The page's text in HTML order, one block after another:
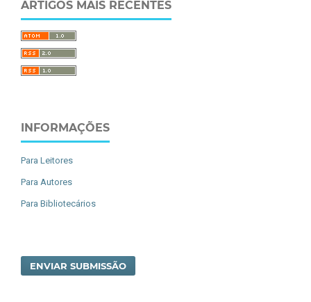
ARTIGOS MAIS RECENTES
INFORMAÇÕES
Para Leitores
Para Autores
Para Bibliotecários
ENVIAR SUBMISSÃO